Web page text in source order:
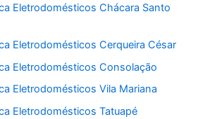
Eletrodomésticos Chácara Santo
Eletrodomésticos Cerqueira César
Eletrodomésticos Consolação
Eletrodomésticos Vila Mariana
Eletrodomésticos Tatuapé